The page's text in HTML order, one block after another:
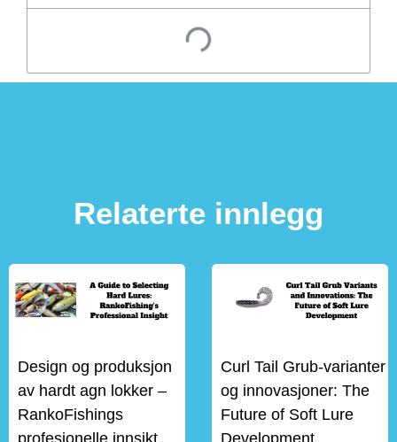
Relaterte innlegg
Design og produksjon
av hardt agn lokker –
RankoFishings
profesjonelle innsikt
Curl Tail Grub-varianter
og innovasjoner: The
Future of Soft Lure
Development